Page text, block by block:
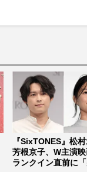
『SixTONES』松
芳根京子、W主演
ランクイン直前に